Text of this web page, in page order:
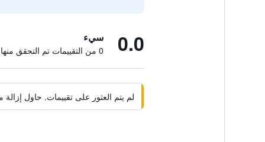
0.0 سيء
0 من التقييمات تم التحقق منها
لم يتم العثور على تقييمات. حاول